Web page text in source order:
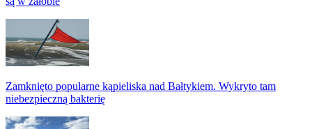
Zamknięto popularne kąpieliska nad Bałtykiem. Wykryto tam
niebezpieczną bakterię